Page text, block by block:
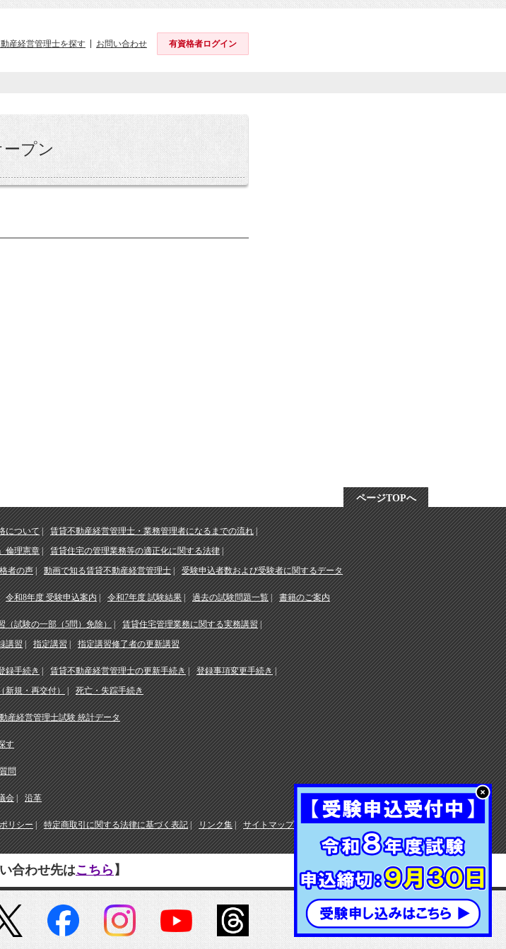
産経営管理士を探す お問い合わせ 有資格者ログイン
プン
ページTOPへ
について
賃貸不動産経営管理士・業務管理者になるまでの流れ
倫理憲章
賃貸住宅の管理業務等の適正化に関する法律
者の声
動画で知る賃貸不動産経営管理士 受験申込者数および受験者に関するデータ
令和8年度 受験申込案内 令和7年度 試験結果 過去の試験問題一覧 書籍のご案内
（試験の一部（5問）免除）
賃貸住宅管理業務に関する実務講習
講習
指定講習 指定講習修了者の更新講習
録手続き 賃貸不動産経営管理士の更新手続き
登録事項変更手続き
新規・再交付）
死亡・失踪手続き
産経営管理士試験 統計データ
す
問
会 沿革
リシー 特定商取引に関する法律に基づく表記 リンク集 サイトマップ
合わせ先はこちら 】